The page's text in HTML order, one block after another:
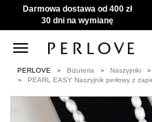
Darmowa dostawa od 400 zł
30 dni na wymianę
Toggle
PERLOVE Biżuteria Naszyjniki
PEARL EASY Naszyjnik perłowy z